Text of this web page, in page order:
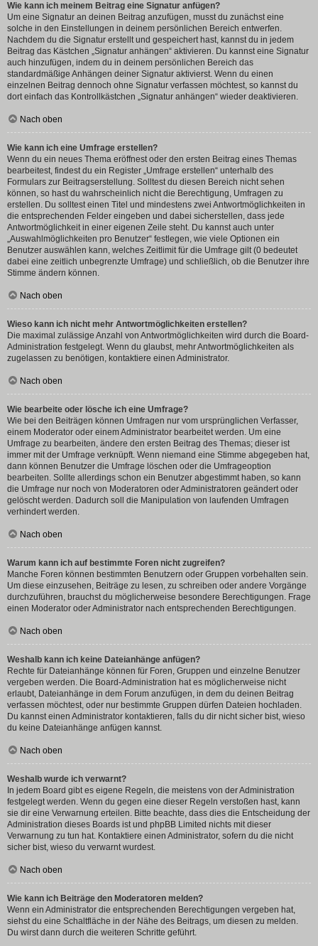
Wie kann ich meinem Beitrag eine Signatur anfügen?
Um eine Signatur an deinen Beitrag anzufügen, musst du zunächst eine
solche in den Einstellungen in deinem persönlichen Bereich entwerfen.
Nachdem du die Signatur erstellt und gespeichert hast, kannst du in jedem
Beitrag das Kästchen „Signatur anhängen“ aktivieren. Du kannst eine Signatur
auch hinzufügen, indem du in deinem persönlichen Bereich das
standardmäßige Anhängen deiner Signatur aktivierst. Wenn du einen
einzelnen Beitrag dennoch ohne Signatur verfassen möchtest, so kannst du
dort einfach das Kontrollkästchen „Signatur anhängen“ wieder deaktivieren.
Nach oben
Wie kann ich eine Umfrage erstellen?
Wenn du ein neues Thema eröffnest oder den ersten Beitrag eines Themas
bearbeitest, findest du ein Register „Umfrage erstellen“ unterhalb des
Formulars zur Beitragserstellung. Solltest du diesen Bereich nicht sehen
können, so hast du wahrscheinlich nicht die Berechtigung, Umfragen zu
erstellen. Du solltest einen Titel und mindestens zwei Antwortmöglichkeiten in
die entsprechenden Felder eingeben und dabei sicherstellen, dass jede
Antwortmöglichkeit in einer eigenen Zeile steht. Du kannst auch unter
„Auswahlmöglichkeiten pro Benutzer“ festlegen, wie viele Optionen ein
Benutzer auswählen kann, welches Zeitlimit für die Umfrage gilt (0 bedeutet
dabei eine zeitlich unbegrenzte Umfrage) und schließlich, ob die Benutzer ihre
Stimme ändern können.
Nach oben
Wieso kann ich nicht mehr Antwortmöglichkeiten erstellen?
Die maximal zulässige Anzahl von Antwortmöglichkeiten wird durch die Board-
Administration festgelegt. Wenn du glaubst, mehr Antwortmöglichkeiten als
zugelassen zu benötigen, kontaktiere einen Administrator.
Nach oben
Wie bearbeite oder lösche ich eine Umfrage?
Wie bei den Beiträgen können Umfragen nur vom ursprünglichen Verfasser,
einem Moderator oder einem Administrator bearbeitet werden. Um eine
Umfrage zu bearbeiten, ändere den ersten Beitrag des Themas; dieser ist
immer mit der Umfrage verknüpft. Wenn niemand eine Stimme abgegeben hat,
dann können Benutzer die Umfrage löschen oder die Umfrageoption
bearbeiten. Sollte allerdings schon ein Benutzer abgestimmt haben, so kann
die Umfrage nur noch von Moderatoren oder Administratoren geändert oder
gelöscht werden. Dadurch soll die Manipulation von laufenden Umfragen
verhindert werden.
Nach oben
Warum kann ich auf bestimmte Foren nicht zugreifen?
Manche Foren können bestimmten Benutzern oder Gruppen vorbehalten sein.
Um diese einzusehen, Beiträge zu lesen, zu schreiben oder andere Vorgänge
durchzuführen, brauchst du möglicherweise besondere Berechtigungen. Frage
einen Moderator oder Administrator nach entsprechenden Berechtigungen.
Nach oben
Weshalb kann ich keine Dateianhänge anfügen?
Rechte für Dateianhänge können für Foren, Gruppen und einzelne Benutzer
vergeben werden. Die Board-Administration hat es möglicherweise nicht
erlaubt, Dateianhänge in dem Forum anzufügen, in dem du deinen Beitrag
verfassen möchtest, oder nur bestimmte Gruppen dürfen Dateien hochladen.
Du kannst einen Administrator kontaktieren, falls du dir nicht sicher bist, wieso
du keine Dateianhänge anfügen kannst.
Nach oben
Weshalb wurde ich verwarnt?
In jedem Board gibt es eigene Regeln, die meistens von der Administration
festgelegt werden. Wenn du gegen eine dieser Regeln verstoßen hast, kann
sie dir eine Verwarnung erteilen. Bitte beachte, dass dies die Entscheidung der
Administration dieses Boards ist und phpBB Limited nichts mit dieser
Verwarnung zu tun hat. Kontaktiere einen Administrator, sofern du die nicht
sicher bist, wieso du verwarnt wurdest.
Nach oben
Wie kann ich Beiträge den Moderatoren melden?
Wenn ein Administrator die entsprechenden Berechtigungen vergeben hat,
siehst du eine Schaltfläche in der Nähe des Beitrags, um diesen zu melden.
Du wirst dann durch die weiteren Schritte geführt.